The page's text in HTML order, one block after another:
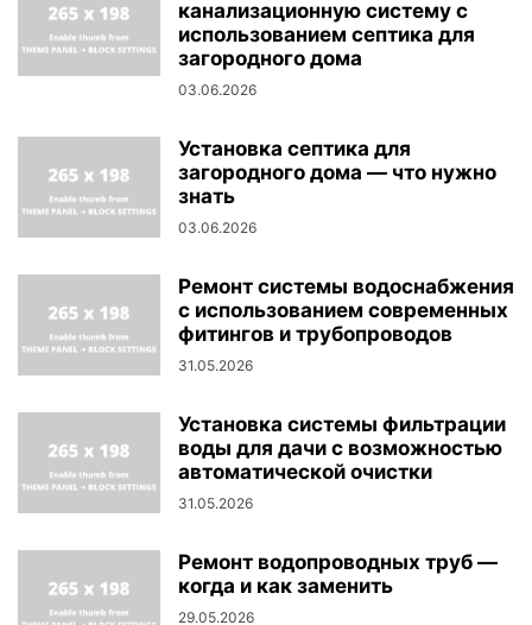
канализационную систему с
использованием септика для
загородного дома
03.06.2026
Установка септика для
загородного дома — что нужно
знать
03.06.2026
Ремонт системы водоснабжения
с использованием современных
фитингов и трубопроводов
31.05.2026
Установка системы фильтрации
воды для дачи с возможностью
автоматической очистки
31.05.2026
Ремонт водопроводных труб —
когда и как заменить
29.05.2026